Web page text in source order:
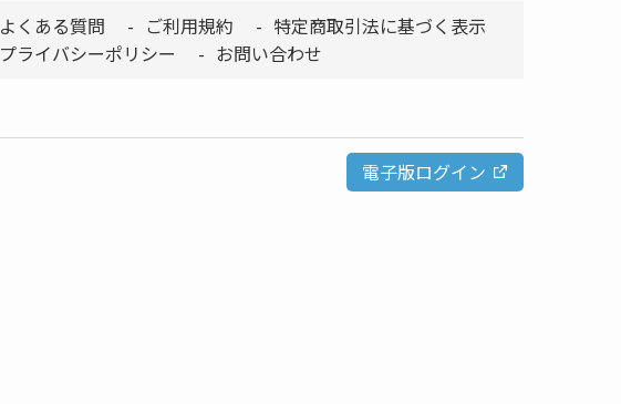
よくある質問 ご利用規約
特定商取引法に基づく表示
プライバシーポリシー
お問い合わせ
電子版ログイン